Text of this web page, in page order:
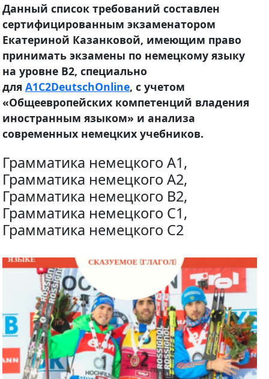
Данный список требований составлен
сертифицированным экзаменатором
Екатериной Казанковой, имеющим право
принимать экзамены по немецкому языку
на уровне B2, специально
для A1C2DeutschOnline, с учетом
«Общеевропейских компетенций владения
иностранным языком» и анализа
современных немецких учебников.
Грамматика немецкого A1,
Грамматика немецкого A2,
Грамматика немецкого B2,
Грамматика немецкого C1,
Грамматика немецкого C2